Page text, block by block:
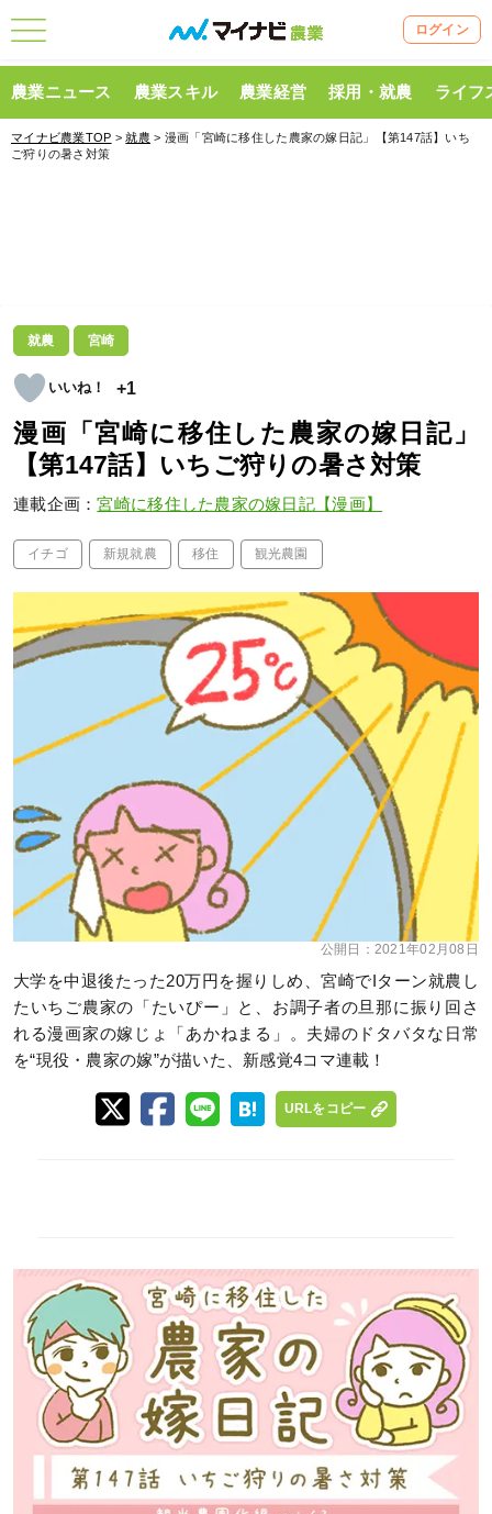
ログイン
農業ニュース 農業スキル 農業経営 採用・就農 ライフ
マイナビ農業TOP >就農 > 漫画「宮崎に移住した農家の嫁日記」【第147話】いち
ご狩りの暑さ対策
就農 宮崎
+1
漫画「宮崎に移住した農家の嫁日記」
【第147話】いちご狩りの暑さ対策
連載企画：宮崎に移住した農家の嫁日記【漫画】
イチゴ 新規就農 移住 観光農園
公開日： 2021年02月08日
大学を中退後たった20万円を握りしめ、宮崎でIターン就農し
たいちご農家の「たいぴー」と、お調子者の旦那に振り回さ
れる漫画家の嫁じょ「あかねまる」。夫婦のドタバタな日常
を“現役・農家の嫁”が描いた、新感覚4コマ連載！
URLをコピー